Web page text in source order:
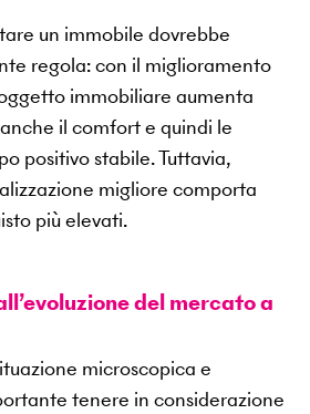
un immobile dovrebbe
regola: con il miglioramento
immobiliare aumenta
il comfort e quindi le
positivo stabile. Tuttavia,
migliore comporta
più elevati.
del mercato a
microscopica e
tenere in considerazione